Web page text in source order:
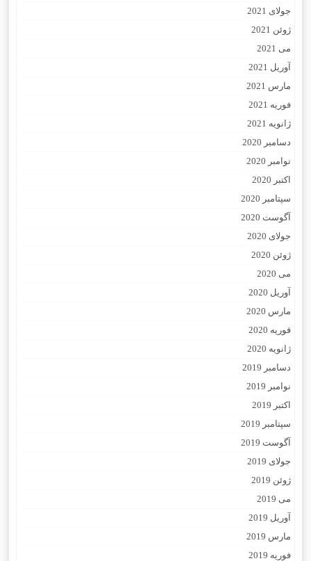
جولای 2021
ژوئن 2021
می 2021
آوریل 2021
مارس 2021
فوریه 2021
ژانویه 2021
دسامبر 2020
نوامبر 2020
اکتبر 2020
سپتامبر 2020
آگوست 2020
جولای 2020
ژوئن 2020
می 2020
آوریل 2020
مارس 2020
فوریه 2020
ژانویه 2020
دسامبر 2019
نوامبر 2019
اکتبر 2019
سپتامبر 2019
آگوست 2019
جولای 2019
ژوئن 2019
می 2019
آوریل 2019
مارس 2019
فوریه 2019